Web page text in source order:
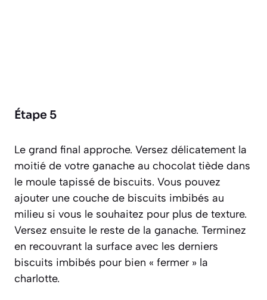
Étape 5
Le grand final approche. Versez délicatement la
moitié de votre ganache au chocolat tiède dans
le moule tapissé de biscuits. Vous pouvez
ajouter une couche de biscuits imbibés au
milieu si vous le souhaitez pour plus de texture.
Versez ensuite le reste de la ganache. Terminez
en recouvrant la surface avec les derniers
biscuits imbibés pour bien « fermer » la
charlotte.